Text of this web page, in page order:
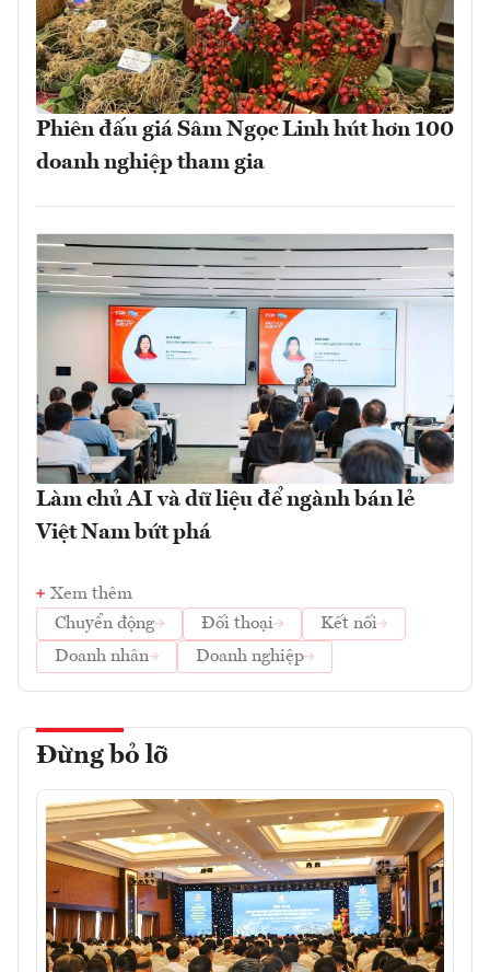
Phiên đấu giá Sâm Ngọc Linh hút hơn 100
doanh nghiệp tham gia
Làm chủ AI và dữ liệu để ngành bán lẻ
Việt Nam bứt phá
Xem thêm
Chuyển động
Đối thoại
Kết nối
Doanh nhân
Doanh nghiệp
Đừng bỏ lỡ